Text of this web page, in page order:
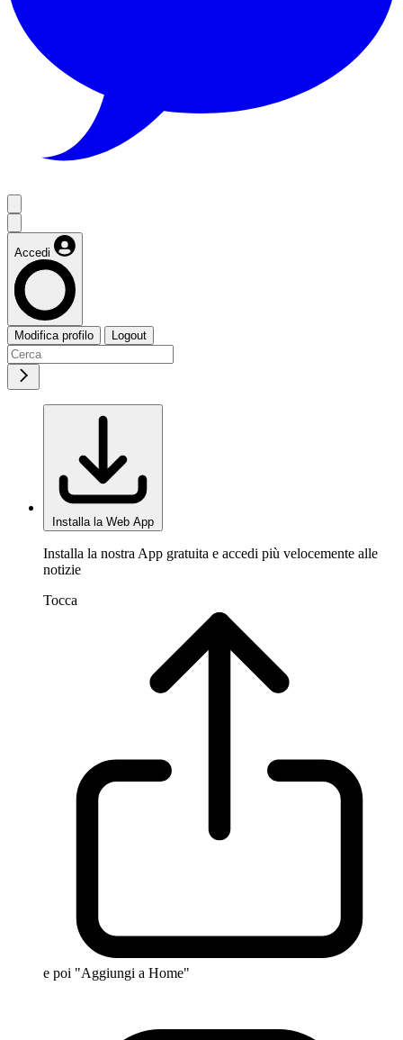
Accedi
Modifica profilo Logout
Installa la Web App
Installa la nostra App gratuita e accedi più velocemente alle
notizie
Tocca
e poi "Aggiungi a Home"